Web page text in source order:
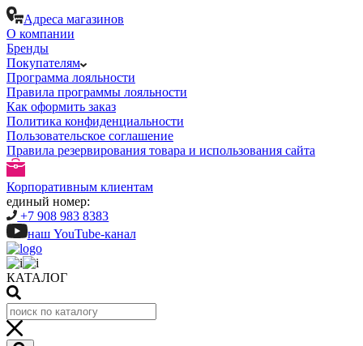
Адреса магазинов
О компании
Бренды
Покупателям
Программа лояльности
Правила программы лояльности
Как оформить заказ
Политика конфиденциальности
Пользовательское соглашение
Правила резервирования товара и использования сайта
Корпоративным клиентам
единый номер:
+7 908 983 8383
наш YouTube-канал
КАТАЛОГ